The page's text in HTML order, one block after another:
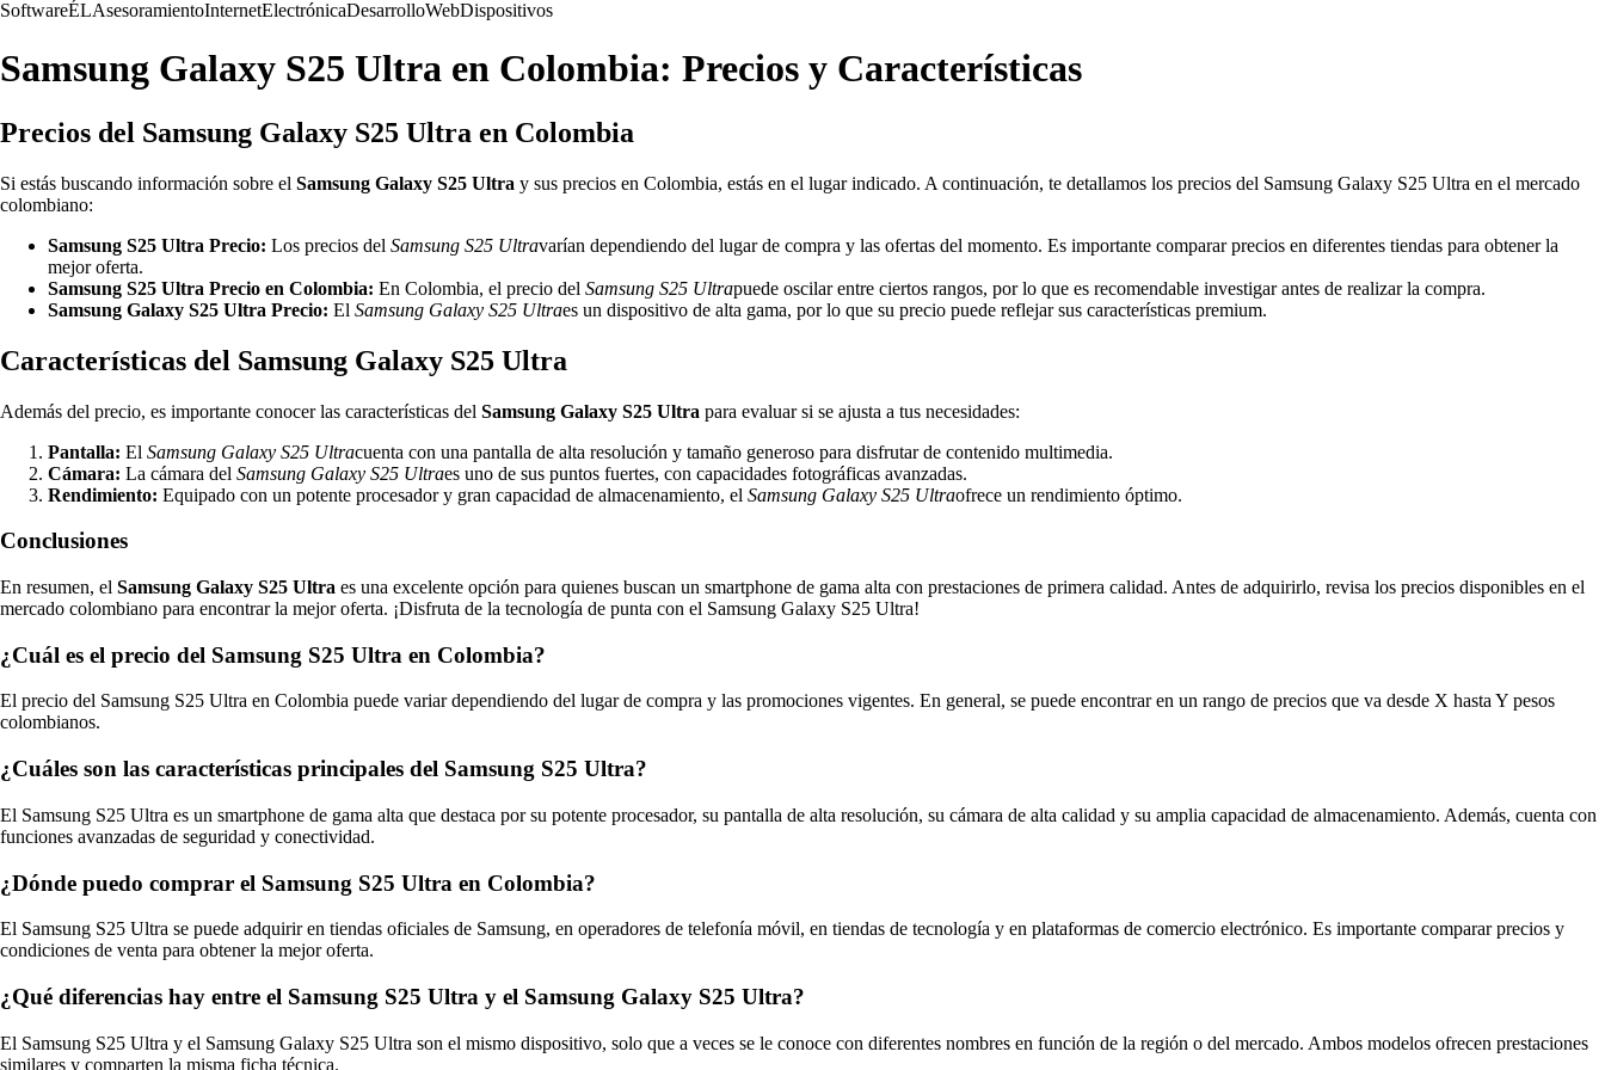
SoftwareÉLAsesoramientoInternetElectrónicaDesarrolloWebDispositivos
Samsung Galaxy S25 Ultra en Colombia: Precios y Características
Precios del Samsung Galaxy S25 Ultra en Colombia
Si estás buscando información sobre el Samsung Galaxy S25 Ultra y sus precios en Colombia, estás en el lugar indicado. A continuación, te detallamos los precios del Samsung Galaxy S25 Ultra en el mercado
colombiano:
Samsung S25 Ultra Precio: Los precios del Samsung S25 Ultravarían dependiendo del lugar de compra y las ofertas del momento. Es importante comparar precios en diferentes tiendas para obtener la
mejor oferta.
Samsung S25 Ultra Precio en Colombia: En Colombia, el precio del Samsung S25 Ultrapuede oscilar entre ciertos rangos, por lo que es recomendable investigar antes de realizar la compra.
Samsung Galaxy S25 Ultra Precio: El Samsung Galaxy S25 Ultraes un dispositivo de alta gama, por lo que su precio puede reflejar sus características premium.
Características del Samsung Galaxy S25 Ultra
Además del precio, es importante conocer las características del Samsung Galaxy S25 Ultra para evaluar si se ajusta a tus necesidades:
Pantalla: El Samsung Galaxy S25 Ultracuenta con una pantalla de alta resolución y tamaño generoso para disfrutar de contenido multimedia.
Cámara: La cámara del Samsung Galaxy S25 Ultraes uno de sus puntos fuertes, con capacidades fotográficas avanzadas.
Rendimiento: Equipado con un potente procesador y gran capacidad de almacenamiento, el Samsung Galaxy S25 Ultraofrece un rendimiento óptimo.
Conclusiones
En resumen, el Samsung Galaxy S25 Ultra es una excelente opción para quienes buscan un smartphone de gama alta con prestaciones de primera calidad. Antes de adquirirlo, revisa los precios disponibles en el
mercado colombiano para encontrar la mejor oferta. ¡Disfruta de la tecnología de punta con el Samsung Galaxy S25 Ultra!
¿Cuál es el precio del Samsung S25 Ultra en Colombia?
El precio del Samsung S25 Ultra en Colombia puede variar dependiendo del lugar de compra y las promociones vigentes. En general, se puede encontrar en un rango de precios que va desde X hasta Y pesos
colombianos.
¿Cuáles son las características principales del Samsung S25 Ultra?
El Samsung S25 Ultra es un smartphone de gama alta que destaca por su potente procesador, su pantalla de alta resolución, su cámara de alta calidad y su amplia capacidad de almacenamiento. Además, cuenta con
funciones avanzadas de seguridad y conectividad.
¿Dónde puedo comprar el Samsung S25 Ultra en Colombia?
El Samsung S25 Ultra se puede adquirir en tiendas oficiales de Samsung, en operadores de telefonía móvil, en tiendas de tecnología y en plataformas de comercio electrónico. Es importante comparar precios y
condiciones de venta para obtener la mejor oferta.
¿Qué diferencias hay entre el Samsung S25 Ultra y el Samsung Galaxy S25 Ultra?
El Samsung S25 Ultra y el Samsung Galaxy S25 Ultra son el mismo dispositivo, solo que a veces se le conoce con diferentes nombres en función de la región o del mercado. Ambos modelos ofrecen prestaciones
similares y comparten la misma ficha técnica.